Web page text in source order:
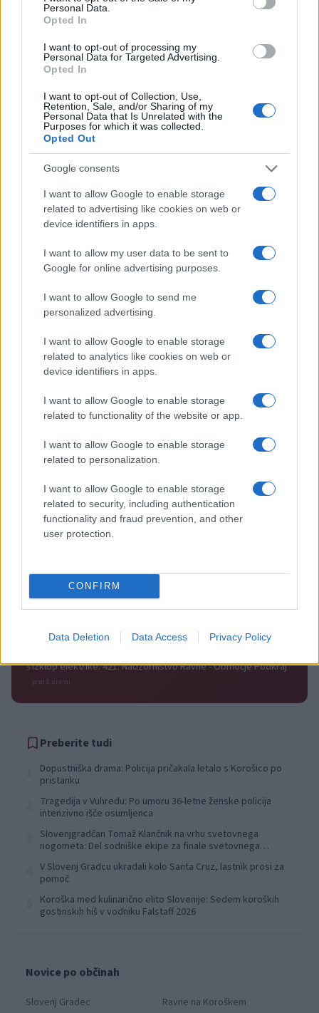
Personal Data.
Opted In
I want to opt-out of processing my
Personal Data for Targeted Advertising.
Opted In
I want to opt-out of Collection, Use,
Retention, Sale, and/or Sharing of my
Personal Data that Is Unrelated with the
Purposes for which it was collected.
Opted Out
Google consents
I want to allow Google to enable storage
related to advertising like cookies on web or
device identifiers in apps.
I want to allow my user data to be sent to
Google for online advertising purposes.
I want to allow Google to send me
personalized advertising.
I want to allow Google to enable storage
related to analytics like cookies on web or
device identifiers in apps.
I want to allow Google to enable storage
related to functionality of the website or app.
I want to allow Google to enable storage
related to personalization.
I want to allow Google to enable storage
related to security, including authentication
functionality and fraud prevention, and other
user protection.
CONFIRM
Data Deletion Data Access Privacy Policy
prilagojenimi cenami koles
izbrati material, polnilo in
Koroške reke so opazno upadle,
zadnja dva tedna skoraj brez
Z vlakom po Koroški: Manj
gneče, več udobja
Več iz kategorije Novice
večera zajele večji del države
V Črni na Koroškem se začenja
jubilejni 70. Koroški turistični
Koncert skupine Delta Riff na
Festivalu SHOTS prestavljen na
Avgust v Kinu Kulturnega doma
Slovenj Gradec: Filmske
premiere, napete zgodbe in
počitniški kino
Obvestila
Izklop elektrike: 426. Nadzorništvo Vuzenica - Območje Sv.
Anton na Pohorju
Izklop elektrike: 425. Nadzorništvo Vuzenica - Območje
Izklop elektrike: 429. Nadzorništvo Ravne - Območje Prevalje
pred 8 urami
Izklop elektrike: 424. Nadzorništvo Vuzenica - Območje Orlice
⚡Izklop elektrike: 421. Nadzorništvo Ravne - Območje Podkraj
pred 8 urami
Preberite tudi
Dopustniška drama: Policija pričakala letalo s Korošico po
pristanku
Tragedija v Vuhredu: Po umoru 36-letne ženske policija
intenzivno išče osumljenca
Slovenjgradčan Tomaž Klančnik na vrhu svetovnega
nogometa: Del sodniške ekipe za finale svetovnega
V Slovenj Gradcu ukradali kolo Santa Cruz, lastnik prosi za
pomoč
Koroška med kulinarično elito Slovenije: Sedem koroških
gostinskih hiš v vodniku Falstaff 2026
Novice po občinah
Slovenj Gradec
Ravne na Koroškem